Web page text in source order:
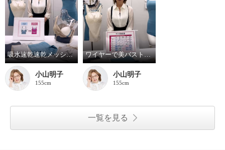
吸水速乾速乾メッシュ ワイヤーで美バストメイク ブラキャミ
小山明子
155cm
ワイヤーで美バストメイクシリーズ サイズの選び方
小山明子
155cm
一覧を見る